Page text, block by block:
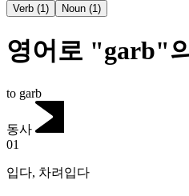
Verb (1) Noun (1)
영어로 "garb"
to garb
동사
01
입다, 차려입다